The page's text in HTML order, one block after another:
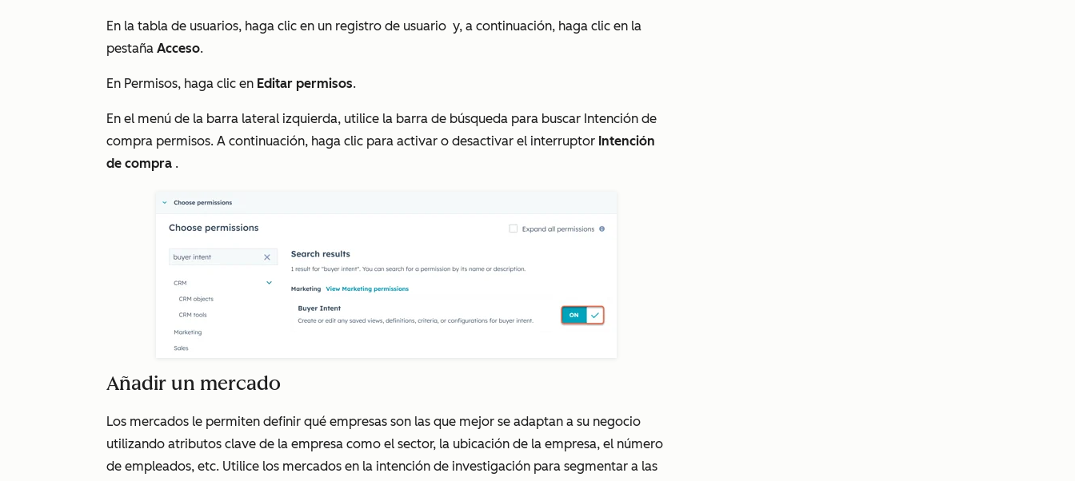
En la tabla de usuarios, haga clic en un registro de usuario y, a continuación, haga clic en la
pestaña Acceso.
En Permisos, haga clic en Editar permisos.
En el menú de la barra lateral izquierda, utilice la barra de búsqueda para buscar Intención de
compra permisos. A continuación, haga clic para activar o desactivar el interruptor Intención
de compra .
Añadir un mercado
Los mercados le permiten definir qué empresas son las que mejor se adaptan a su negocio
utilizando atributos clave de la empresa como el sector, la ubicación de la empresa, el número
de empleados, etc. Utilice los mercados en la intención de investigación para segmentar a las